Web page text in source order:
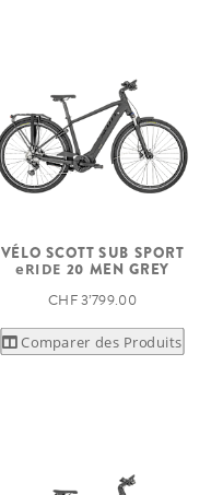
VÉLO SCOTT SUB SPORT
eRIDE 20 MEN GREY
CHF 3’799.00
Comparer des Produits